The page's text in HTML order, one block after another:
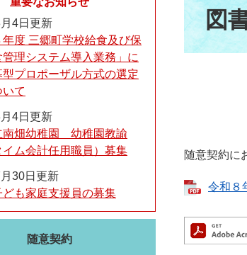
文
図
随意契約に
令和８
4日更新
年度 三郷町学校給食及び保
理システム導入業務」に
プロポーザル方式の選定
て
4日更新
南畑幼稚園 幼稚園教諭
イム会計任用職員）募集
30日更新
ども家庭支援員の募集
随意契約